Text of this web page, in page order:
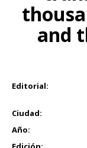
and
Editorial:
Ciudad:
Año: